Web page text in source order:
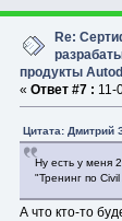
Re:
продукты
« Ответ #7 : 11-
Цитата: Дмитрий
Ну есть у меня
"Тренинг по
А что кто-то